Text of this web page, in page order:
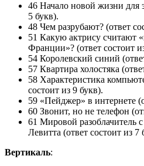
46 Начало новой жизни для
5 букв).
48 Чем разрубают? (ответ
51 Какую актрису считают
Франции»? (ответ состоит
54 Королевский синий
57 Квартира холостяка
58 Характеристика
состоит из 9 букв).
59 «Пейджер» в интернете
60 Звонит, но не телефон
61 Мировой разоблачитель
Левитта (ответ состоит из 7
Вертикаль: